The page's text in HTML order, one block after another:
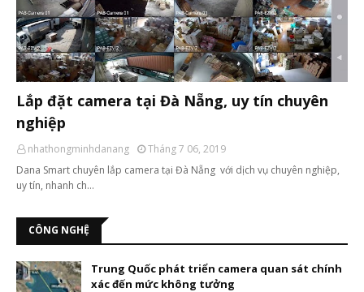
Lắp đặt camera tại Đà Nẵng, uy tín chuyên
nghiệp
nhathongminhdanang
Tháng 7 06, 2019
Dana Smart chuyên lắp camera tại Đà Nẵng với dịch vụ chuyên nghiệp,
uy tín, nhanh ch…
CÔNG NGHỆ
Trung Quốc phát triển camera quan sát chính
xác đến mức không tưởng